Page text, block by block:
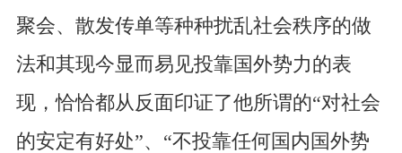
聚会、散发传单等种种扰乱社会秩序的做
法和其现今显而易见投靠国外势力的表
现，恰恰都从反面印证了他所谓的“对社会
的安定有好处”、“不投靠任何国内国外势